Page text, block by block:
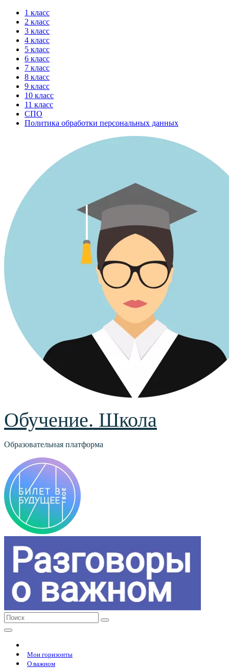
Перейти
содержимому
1 класс
2 класс
3 класс
4 класс
5 класс
6 класс
7 класс
8 класс
9 класс
10 класс
11 класс
СПО
Политика обработки персональных данных
Обучение. Школа
Образовательная платформа
Мои горизонты
О важном